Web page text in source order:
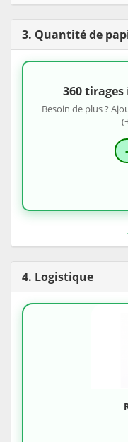
3. Quantité de
360 tirages
Besoin de plus ?
4. Logistique